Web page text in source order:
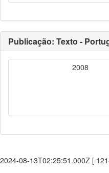
Publicação: Texto -
2008
2024-08-13T02:25:51.000Z [